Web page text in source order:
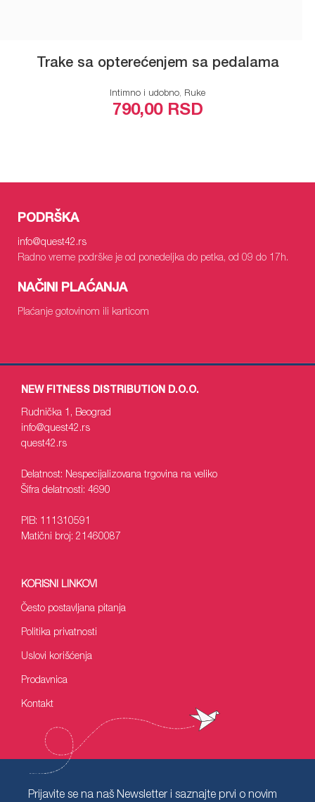
Trake sa opterećenjem sa pedalama
Intimno i udobno, Ruke
790,00 RSD
PODRŠKA
info@quest42.rs
Radno vreme podrške je od ponedeljka do petka, od 09 do 17h.
NAČINI PLAĆANJA
Plaćanje gotovinom ili karticom
NEW FITNESS DISTRIBUTION D.O.O.
Rudnička 1, Beograd
info@quest42.rs
quest42 .rs
Delatnost: Nespecijalizovana trgovina na veliko
Šifra delatnosti: 4690
PIB: 111310591
Matični broj: 21460087
KORISNI LINKOVI
Često postavljana pitanja
Politika privatnosti
Uslovi korišćenja
Prodavnica
Kontakt
Prijavite se na naš Newsletter i saznajte prvi o novim